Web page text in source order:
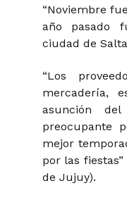
“Noviembre
año pasado
ciudad de
“Los
mercadería,
asunción
preocupante
mejor
por las
de Jujuy).